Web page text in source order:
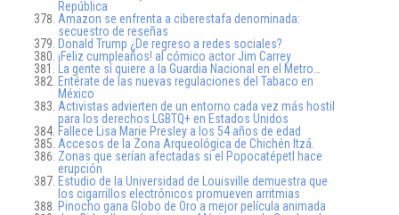
República
Amazon se enfrenta a ciberestafa denominada:
secuestro de reseñas
Donald Trump ¿De regreso a redes sociales?
¡Feliz cumpleaños! al cómico actor Jim Carrey
La gente sí quiere a la Guardia Nacional en el Metro…
Entérate de las nuevas regulaciones del Tabaco en
México
Activistas advierten de un entorno cada vez más hostil
para los derechos LGBTQ+ en Estados Unidos
Fallece Lisa Marie Presley a los 54 años de edad
Accesos de la Zona Arqueológica de Chichén Itzá.
Zonas que serían afectadas si el Popocatépetl hace
erupción
Estudio de la Universidad de Louisville demuestra que
los cigarrillos electrónicos promueven arritmias
Pinocho gana Globo de Oro a mejor película animada